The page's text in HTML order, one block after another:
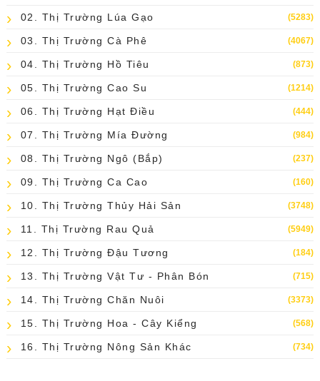
02. Thị Trường Lúa Gạo (5283)
03. Thị Trường Cà Phê (4067)
04. Thị Trường Hồ Tiêu (873)
05. Thị Trường Cao Su (1214)
06. Thị Trường Hạt Điều (444)
07. Thị Trường Mía Đường (984)
08. Thị Trường Ngô (bắp) (237)
09. Thị Trường Ca Cao (160)
10. Thị Trường Thủy Hải Sản (3748)
11. Thị Trường Rau Quả (5949)
12. Thị Trường Đậu Tương (184)
13. Thị Trường Vật Tư - Phân Bón (715)
14. Thị Trường Chăn Nuôi (3373)
15. Thị Trường Hoa - Cây Kiểng (568)
16. Thị Trường Nông Sản Khác (734)